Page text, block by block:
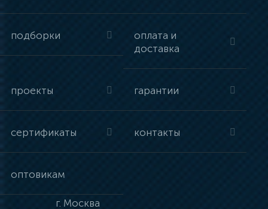
подборки
оплата и
доставка
проекты гарантии
сертификаты контакты
оптовикам
г. Москва